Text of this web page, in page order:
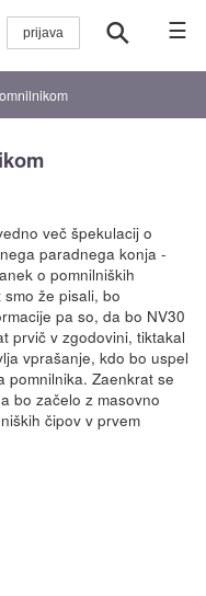
☰
več špekulacij o
paradnega konja -
o pomnilniških
že pisali, bo
pa so, da bo NV30
prvič v zgodovini, tiktakal
vprašanje, kdo bo uspel
pomnilnika. Zaenkrat se
bo začelo z masovno
čipov v prvem